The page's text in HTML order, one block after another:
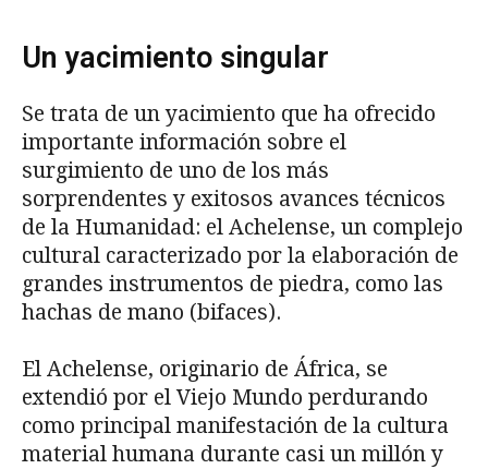
Un yacimiento singular
Se trata de un yacimiento que ha ofrecido
importante información sobre el
surgimiento de uno de los más
sorprendentes y exitosos avances técnicos
de la Humanidad: el Achelense, un complejo
cultural caracterizado por la elaboración de
grandes instrumentos de piedra, como las
hachas de mano (bifaces).
El Achelense, originario de África, se
extendió por el Viejo Mundo perdurando
como principal manifestación de la cultura
material humana durante casi un millón y